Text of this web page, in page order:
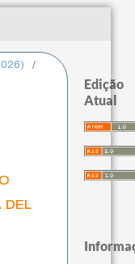
/
del
Edição
Atual